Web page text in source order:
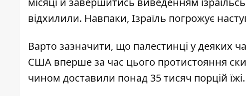
відхилили. Навпаки, Ізраїль погрожує
Варто зазначити, що палестинці у деяких
США вперше за час цього протистояння
чином доставили понад 35 тисяч порцій їжі.